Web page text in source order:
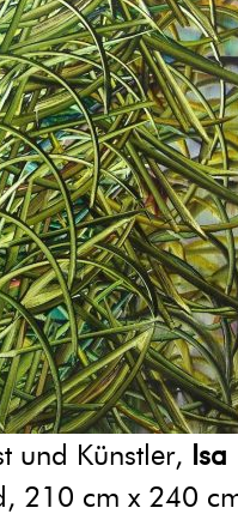
und Künstler, Isa
210 cm x 240